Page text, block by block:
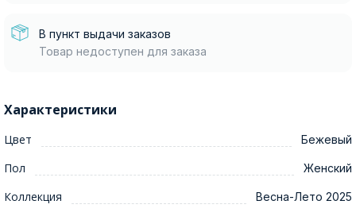
В пункт выдачи заказов
Товар недоступен для заказа
Характеристики
Цвет Бежевый
Пол Женский
Коллекция Весна-Лето 2025